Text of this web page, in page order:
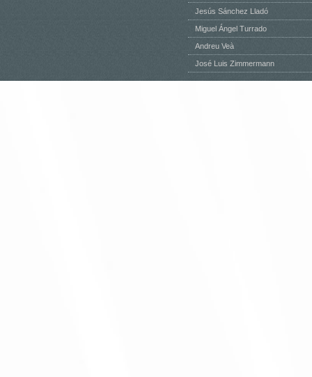
Jesús Sánchez Lladó
Miguel Ángel Turrado
Andreu Veà
José Luis Zimmermann